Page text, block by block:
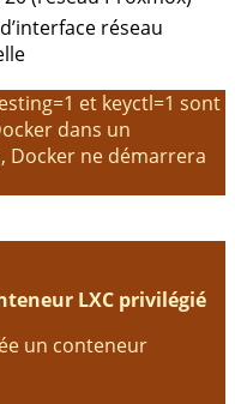
réseau
et keyctl=1 sont
dans un
Docker ne démarrera
LXC privilégié
un conteneur